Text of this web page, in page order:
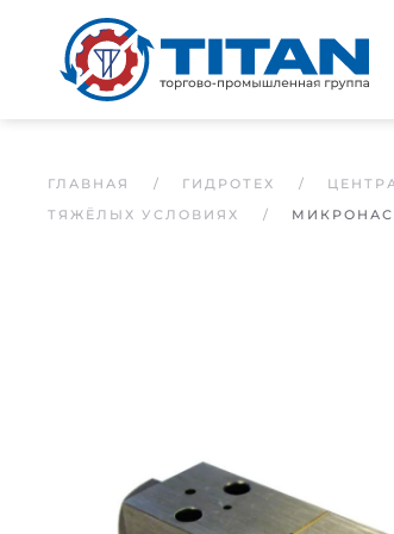
Перейти к основному содержанию
ГЛАВНАЯ ГИДРОТЕХ
ТЯЖЁЛЫХ УСЛОВИЯХ